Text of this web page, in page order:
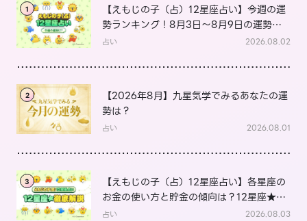
1
【えもじの子（占）12星座占い】今週の運
勢ランキング！8月3日～8月9日の運勢
は？
占い 2026.08.02
2
【2026年8月】九星気学でみるあなたの運
勢は？
占い 2026.08.01
3
【えもじの子（占）12星座占い】各星座の
お金の使い方と貯金の傾向は？12星座★徹
底解説
占い 2026.08.03